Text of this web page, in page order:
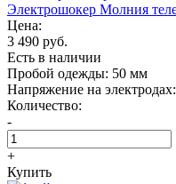
Электрошокер Молния
Цена:
3 490 руб.
Есть в наличии
Пробой одежды: 50 мм
Напряжение на электродах:
Количество:
-
+
Купить